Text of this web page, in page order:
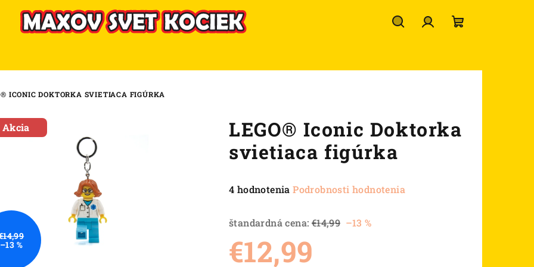
košík
ICONIC DOKTORKA SVIETIACA FIGÚRKA
LEGO® Iconic Doktorka
svietiaca figúrka
Priemerné
produktu
4,8
z
4 hodnotenia Podrobnosti hodnotenia
štandardná cena: €14,99 –13 %
€12,99
Akcia
–13 %